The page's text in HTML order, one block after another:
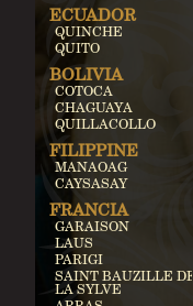
ECUADOR
QUINCHE
QUITO
BOLIVIA
COTOCA
CHAGUAYA
QUILLACOLLO
FILIPPINE
MANAOAG
CAYSASAY
FRANCIA
GARAISON
LAUS
PARIGI
SAINT BAUZILLE DE
LA SYLVE